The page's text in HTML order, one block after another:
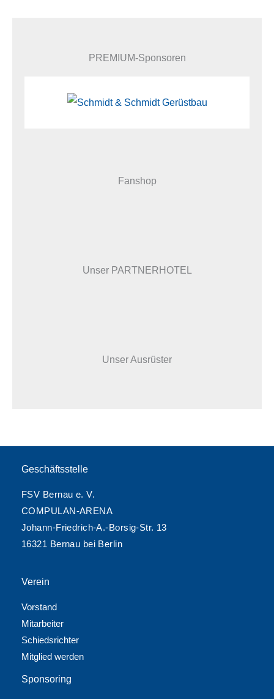
PREMIUM-Sponsoren
Fanshop
Unser PARTNERHOTEL
Unser Ausrüster
Geschäftsstelle
FSV Bernau e. V.
COMPULAN-ARENA
Johann-Friedrich-A.-Borsig-Str. 13
16321 Bernau bei Berlin
Verein
Vorstand
Mitarbeiter
Schiedsrichter
Mitglied werden
Sponsoring